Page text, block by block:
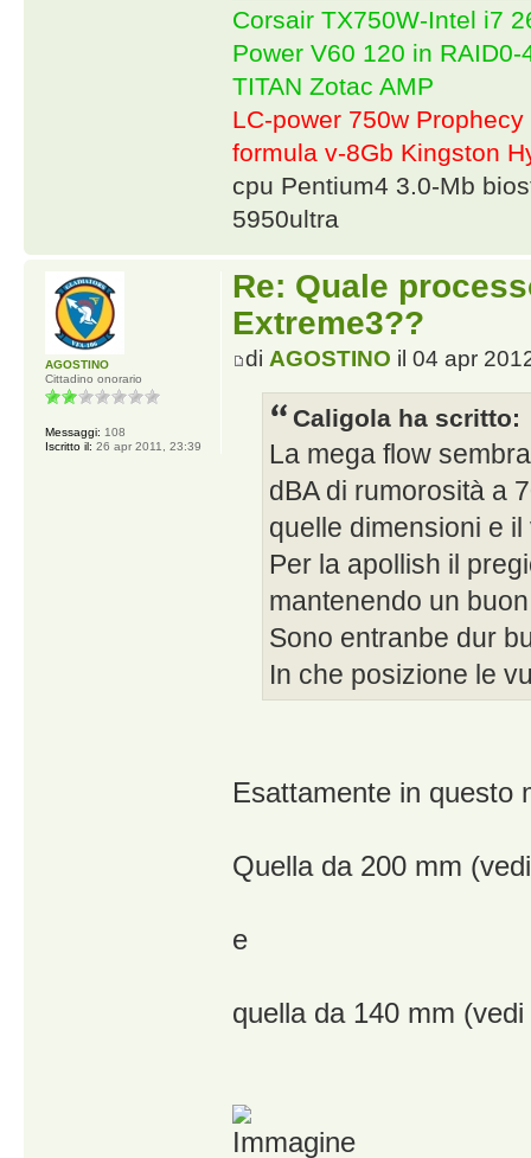
Corsair TX750W-Intel i7
Power V60 120 in
TITAN Zotac AMP
LC-power 750w
formula v-8Gb Kingston
cpu Pentium4 3.0-Mb
5950ultra
Re: Quale
Extreme3??
di AGOSTINO il 04 apr
Caligola ha scritto:
La mega flow
dBA di rumorosità a
quelle dimensioni e
Per la apollish il
mantenendo un
Sono entranbe dur
In che posizione le
Esattamente in questo
Quella da 200 mm
e
quella da 140 mm
AGOSTINO
Cittadino onorario
Messaggi: 108
Iscritto il: 26 apr 2011, 23:39